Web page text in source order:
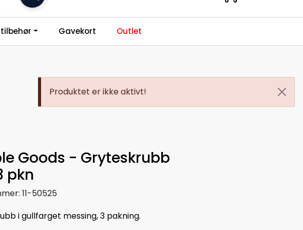
Kundeservice
Gavekort Outlet
Produktet er ikke aktivt!
Goods - Gryteskrubb
pkn
11-50525
i gullfarget messing, 3 pakning.